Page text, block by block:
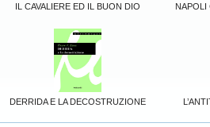
IL CAVALIERE ED IL BUON DIO NAPOLI
DERRIDA E LA DECOSTRUZIONE